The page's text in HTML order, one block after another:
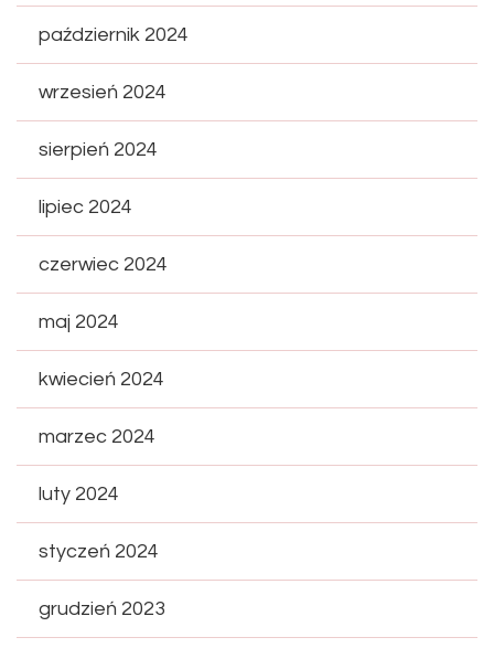
październik 2024
wrzesień 2024
sierpień 2024
lipiec 2024
czerwiec 2024
maj 2024
kwiecień 2024
marzec 2024
luty 2024
styczeń 2024
grudzień 2023